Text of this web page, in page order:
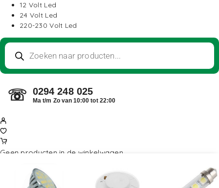
12 Volt Led
24 Volt Led
220-230 Volt Led
☏ 0294 248 025
Ma t/m Zo van 10:00 tot 22:00
Geen producten in de winkelwagen.